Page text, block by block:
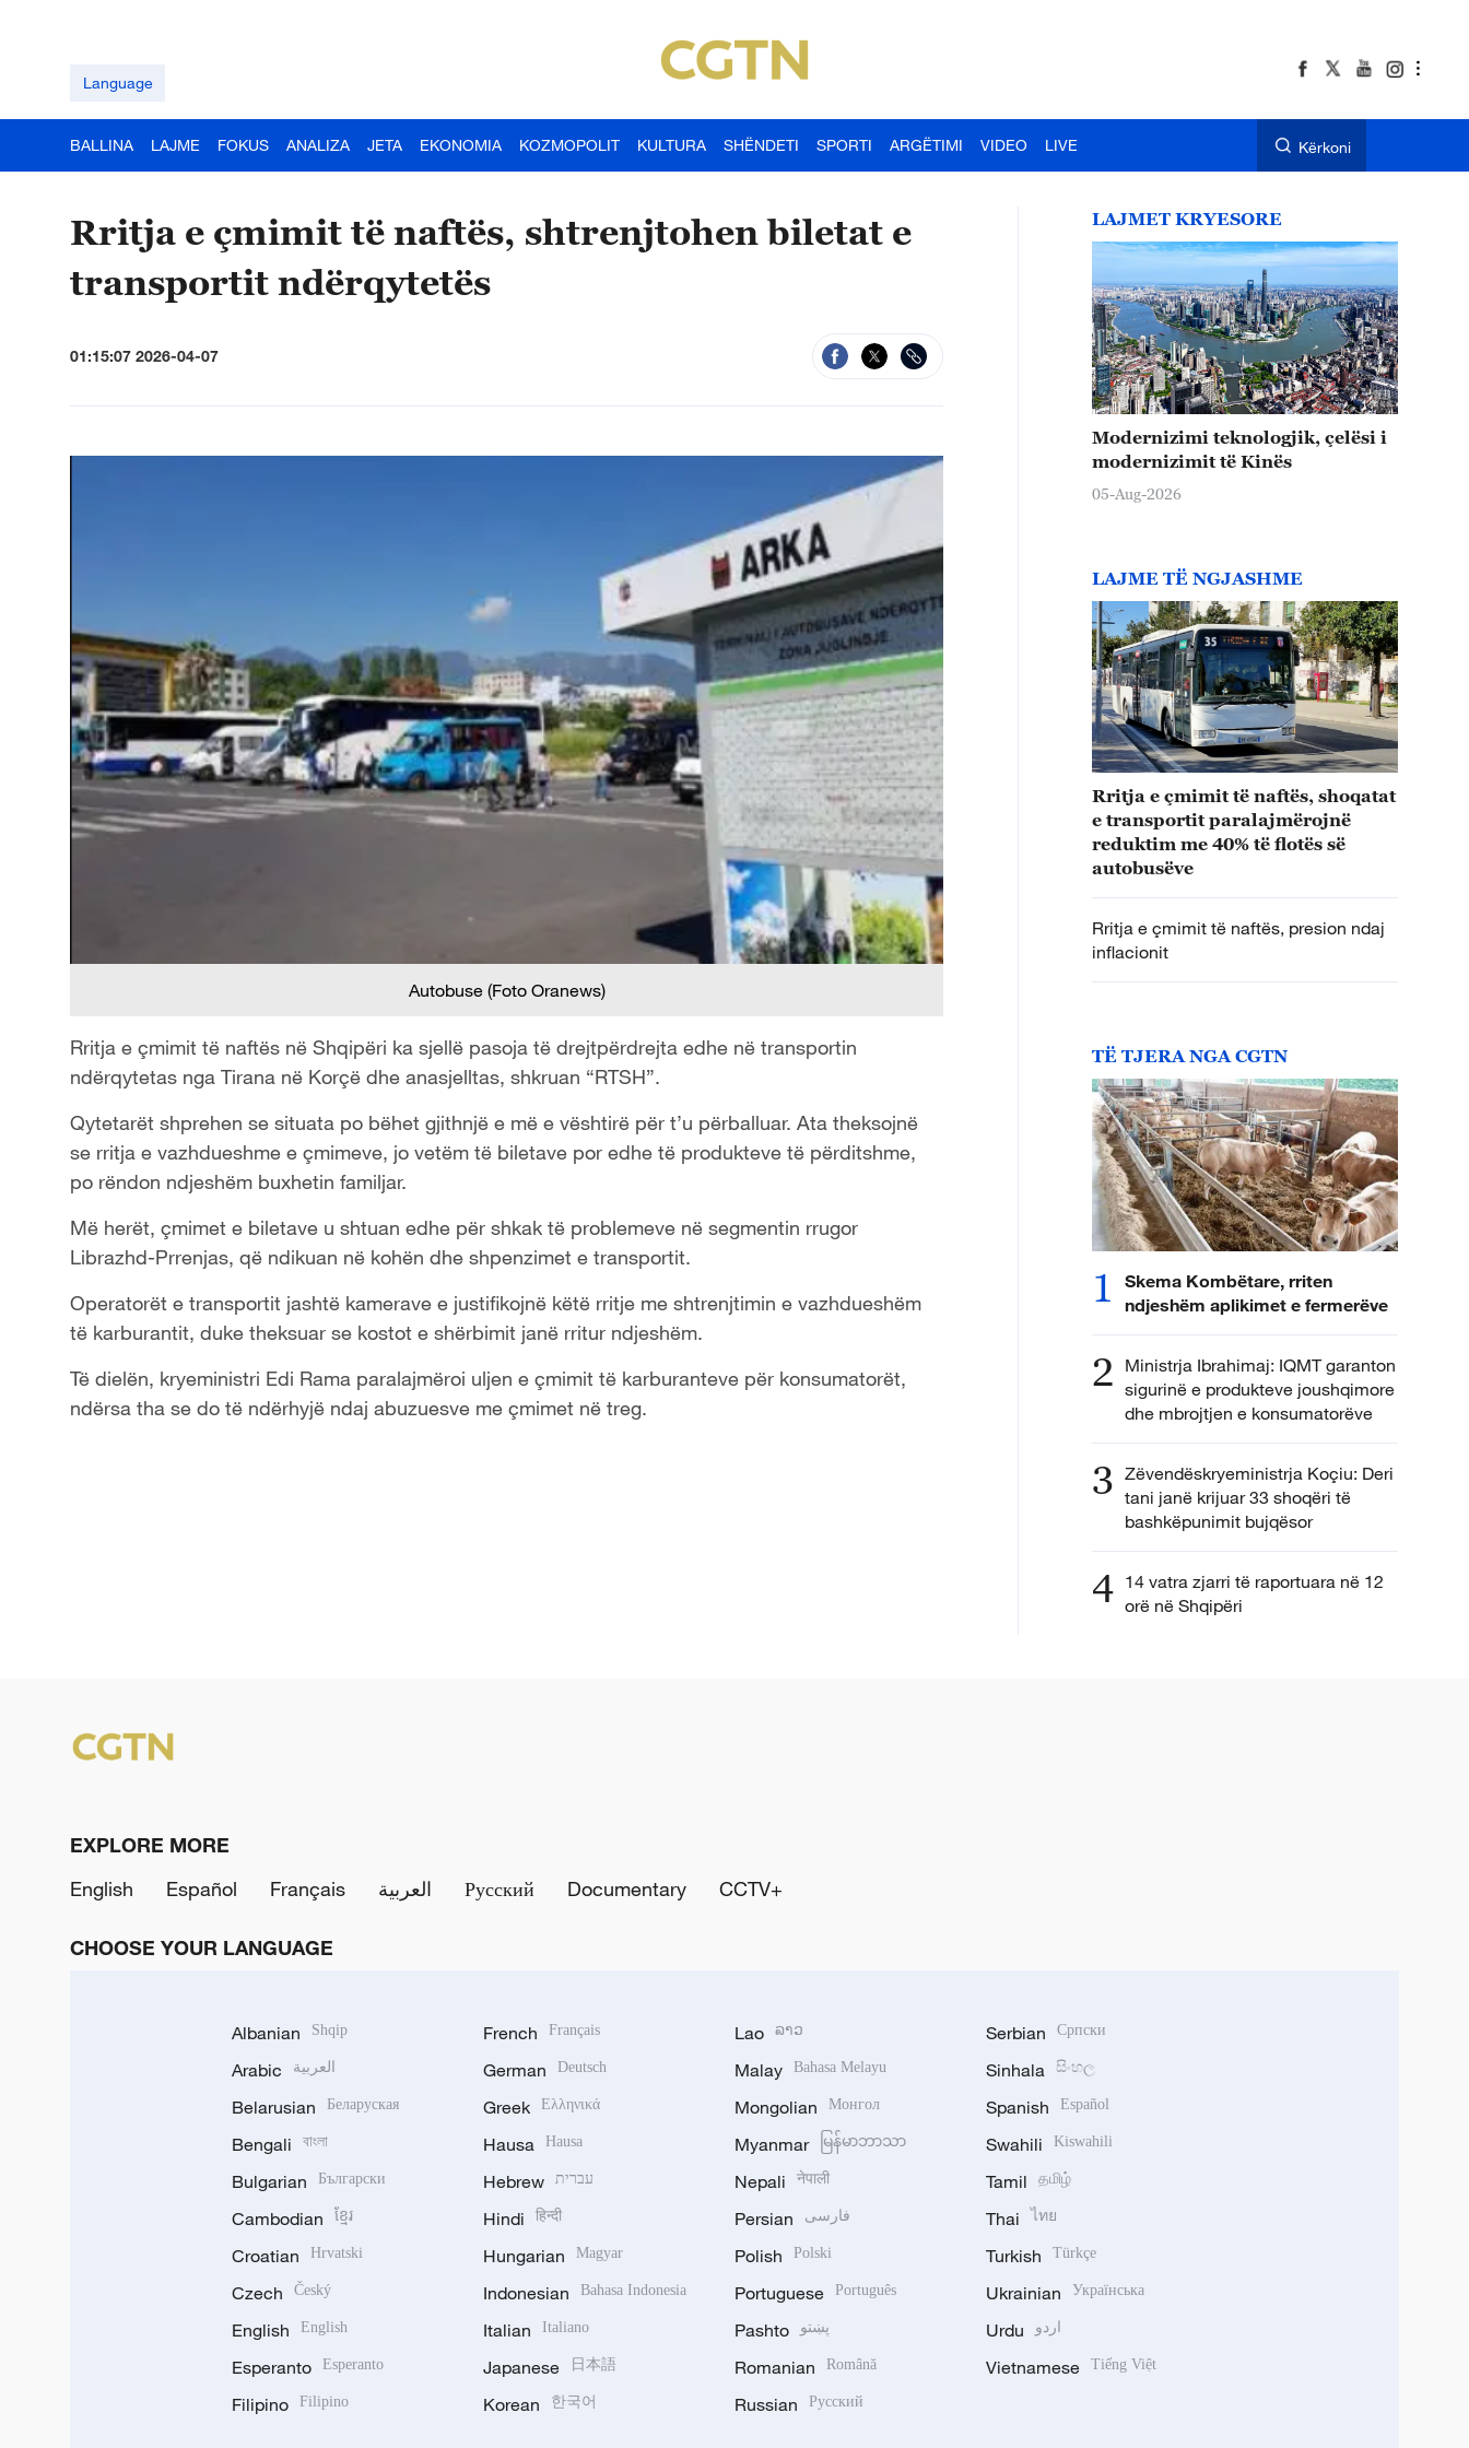
Language
BALLINA LAJME FOKUS ANALIZA JETA EKONOMIA KOZMOPOLIT KULTURA SHËNDETI SPORTI ARGËTIMI VIDEO LIVE Kërkoni
Rritja e çmimit të naftës, shtrenjtohen biletat e
transportit ndërqytetës
01:15:07 2026-04-07
Autobuse (Foto Oranews)
Rritja e çmimit të naftës në Shqipëri ka sjellë pasoja të drejtpërdrejta edhe në transportin
ndërqytetas nga Tirana në Korçë dhe anasjelltas, shkruan “RTSH”.
Qytetarët shprehen se situata po bëhet gjithnjë e më e vështirë për t’u përballuar. Ata theksojnë
se rritja e vazhdueshme e çmimeve, jo vetëm të biletave por edhe të produkteve të përditshme,
po rëndon ndjeshëm buxhetin familjar.
Më herët, çmimet e biletave u shtuan edhe për shkak të problemeve në segmentin rrugor
Librazhd-Prrenjas, që ndikuan në kohën dhe shpenzimet e transportit.
Operatorët e transportit jashtë kamerave e justifikojnë këtë rritje me shtrenjtimin e vazhdueshëm
të karburantit, duke theksuar se kostot e shërbimit janë rritur ndjeshëm.
Të dielën, kryeministri Edi Rama paralajmëroi uljen e çmimit të karburanteve për konsumatorët,
ndërsa tha se do të ndërhyjë ndaj abuzuesve me çmimet në treg.
LAJMET KRYESORE
Modernizimi teknologjik, çelësi i
modernizimit të Kinës
05-Aug-2026
LAJME TË NGJASHME
Rritja e çmimit të naftës, shoqatat
e transportit paralajmërojnë
reduktim me 40% të flotës së
autobusëve
Rritja e çmimit të naftës, presion ndaj
inflacionit
TË TJERA NGA CGTN
1
Skema Kombëtare, rriten
ndjeshëm aplikimet e fermerëve
2 Ministrja Ibrahimaj: IQMT garanton
sigurinë e produkteve joushqimore
dhe mbrojtjen e konsumatorëve
3 Zëvendëskryeministrja Koçiu: Deri
tani janë krijuar 33 shoqëri të
bashkëpunimit bujqësor
4 14 vatra zjarri të raportuara në 12
orë në Shqipëri
EXPLORE MORE
English
Español Français العربية Русский Documentary CCTV+
CHOOSE YOUR LANGUAGE
Albanian Shqip
Arabic العربية
Belarusian Беларуская
Bengali বাংলা
Bulgarian Български
Cambodian ខ្មែរ
Croatian Hrvatski
Czech Český
English English
Esperanto Esperanto
Filipino Filipino
French Français
German Deutsch
Greek Ελληνικά
Hausa Hausa
Hebrew עברית
Hindi हिन्दी
Hungarian Magyar
Indonesian Bahasa Indonesia
Italian Italiano
Japanese 日本語
Korean 한국어
Lao ລາວ
Malay Bahasa Melayu
Mongolian Монгол
Myanmar မြန်မာဘာသာ
Nepali नेपाली
Persian فارسی
Polish Polski
Portuguese Português
Pashto پښتو
Romanian Română
Russian Русский
Serbian Српски
Sinhala සිංහල
Spanish Español
Swahili Kiswahili
Tamil தமிழ்
Thai ไทย
Turkish Türkçe
Ukrainian Українська
Urdu اردو
Vietnamese Tiếng Việt